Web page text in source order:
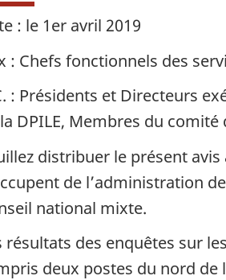
: le 1er avril 2019
: Chefs fonctionnels des
: Présidents et Directeurs
DPILE, Membres du comité
distribuer le présent
de l’administration
national mixte.
résultats des enquêtes sur
deux postes du nord de